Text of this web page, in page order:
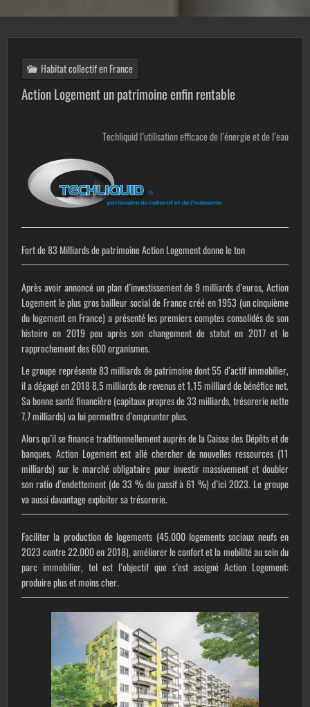
Habitat collectif en France
Action Logement un patrimoine enfin rentable
Techliquid l’utilisation efficace de l’énergie et de l’eau
Fort de 83 Milliards de patrimoine Action Logement donne le ton
Après avoir annoncé un plan d’investissement de 9 milliards d’euros, Action
Logement le plus gros bailleur social de France créé en 1953 (un cinquième
du logement en France) a présenté les premiers comptes consolidés de son
histoire en 2019 peu après son changement de statut en 2017 et le
rapprochement des 600 organismes.
Le groupe représente 83 milliards de patrimoine dont 55 d’actif immobilier,
il a dégagé en 2018 8,5 milliards de revenus et 1,15 milliard de bénéfice net.
Sa bonne santé financière (capitaux propres de 33 milliards, trésorerie nette
7,7 milliards) va lui permettre d’emprunter plus.
Alors qu’il se finance traditionnellement auprès de la Caisse des Dépôts et de
banques, Action Logement est allé chercher de nouvelles ressources (11
milliards) sur le marché obligataire pour investir massivement et doubler
son ratio d’endettement (de 33 % du passif à 61 %) d’ici 2023. Le groupe
va aussi davantage exploiter sa trésorerie.
Faciliter la production de logements (45.000 logements sociaux neufs en
2023 contre 22.000 en 2018), améliorer le confort et la mobilité au sein du
parc immobilier, tel est l’objectif que s’est assigné Action Logement:
produire plus et moins cher.